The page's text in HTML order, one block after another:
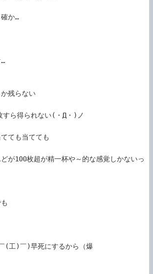
か…
残らない
すら得られない(・Д・)ノ
ても当てても
が100枚超が精一杯や～的な感覚しかないっ
(工)￣)早死にするから（爆